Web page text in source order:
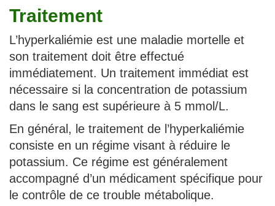
Traitement
L’hyperkaliémie est une maladie mortelle et
son traitement doit être effectué
immédiatement. Un traitement immédiat est
nécessaire si la concentration de potassium
dans le sang est supérieure à 5 mmol/L.
En général, le traitement de l’hyperkaliémie
consiste en un régime visant à réduire le
potassium. Ce régime est généralement
accompagné d’un médicament spécifique pour
le contrôle de ce trouble métabolique.